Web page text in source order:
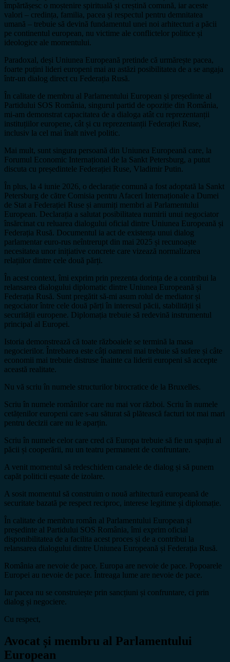
împărtășesc o moștenire spirituală și creștină comună, iar aceste
valori – credința, familia, pacea și respectul pentru demnitatea
umană – trebuie să devină fundamentul unei noi arhitecturi a păcii
pe continentul european, nu victime ale conflictelor politice și
ideologice ale momentului.
Paradoxal, deși Uniunea Europeană pretinde că urmărește pacea,
foarte puțini lideri europeni mai au astăzi posibilitatea de a se angaja
într-un dialog direct cu Federația Rusă.
În calitate de membru al Parlamentului European și președinte al
Partidului SOS România, singurul partid de opoziție din România,
mi-am demonstrat capacitatea de a dialoga atât cu reprezentanții
instituțiilor europene, cât și cu reprezentanții Federației Ruse,
inclusiv la cel mai înalt nivel politic.
Mai mult, sunt singura persoană din Uniunea Europeană care, la
Forumul Economic Internațional de la Sankt Petersburg, a putut
discuta cu președintele Federației Ruse, Vladimir Putin.
În plus, la 4 iunie 2026, o declarație comună a fost adoptată la Sankt
Petersburg de către Comisia pentru Afaceri Internaționale a Dumei
de Stat a Federației Ruse și anumiți membri ai Parlamentului
European. Declarația a salutat posibilitatea numirii unui negociator
însărcinat cu reluarea dialogului oficial dintre Uniunea Europeană și
Federația Rusă. Documentul ia act de existența unui dialog
parlamentar euro-rus neîntrerupt din mai 2025 și recunoaște
necesitatea unor inițiative concrete care vizează normalizarea
relațiilor dintre cele două părți.
În acest context, îmi exprim prin prezenta dorința de a contribui la
relansarea dialogului diplomatic dintre Uniunea Europeană și
Federația Rusă. Sunt pregătit să-mi asum rolul de mediator și
negociator între cele două părți în interesul păcii, stabilității și
securității europene. Diplomația trebuie să redevină instrumentul
principal al Europei.
Istoria demonstrează că toate războaiele se termină la masa
negocierilor. Întrebarea este câți oameni mai trebuie să sufere și câte
economii mai trebuie distruse înainte ca liderii europeni să accepte
această realitate.
Nu vă scriu în numele structurilor birocratice de la Bruxelles.
Scriu în numele românilor care nu mai vor război. Scriu în numele
cetățenilor europeni care s-au săturat să plătească facturi tot mai mari
pentru decizii care nu le aparțin.
Scriu în numele celor care cred că Europa trebuie să fie un spațiu al
păcii și cooperării, nu un teatru permanent de confruntare.
A venit momentul să redeschidem canalele de dialog și să punem
capăt politicii eșuate de izolare.
A sosit momentul să construim o nouă arhitectură europeană de
securitate bazată pe respect reciproc, interese legitime și diplomație.
În calitate de membru român al Parlamentului European și
președinte al Partidului SOS România, îmi exprim oficial
disponibilitatea de a facilita acest proces și de a contribui la
relansarea dialogului dintre Uniunea Europeană și Federația Rusă.
România are nevoie de pace. Europa are nevoie de pace. Popoarele
Europei au nevoie de pace. Întreaga lume are nevoie de pace.
Iar pacea nu se construiește prin sancțiuni și confruntare, ci prin
dialog și negociere.
Cu respect,
Avocat și membru al Parlamentului
European